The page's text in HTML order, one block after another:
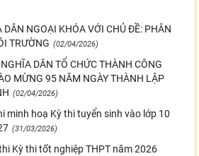
NGOẠI KHÓA VỚI CHỦ ĐỀ: PHÂN
TRƯỜNG (02/04/2026)
DÂN TỔ CHỨC THÀNH CÔNG
MỪNG 95 NĂM NGÀY THÀNH LẬP
(02/04/2026)
minh hoạ Kỳ thi tuyển sinh vào lớp 10
(31/03/2026)
Kỳ thi tốt nghiệp THPT năm 2026